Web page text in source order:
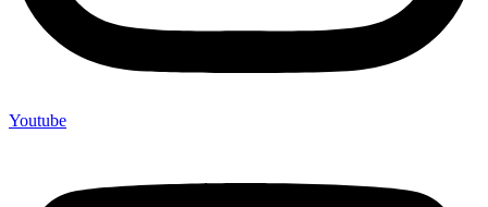
Youtube